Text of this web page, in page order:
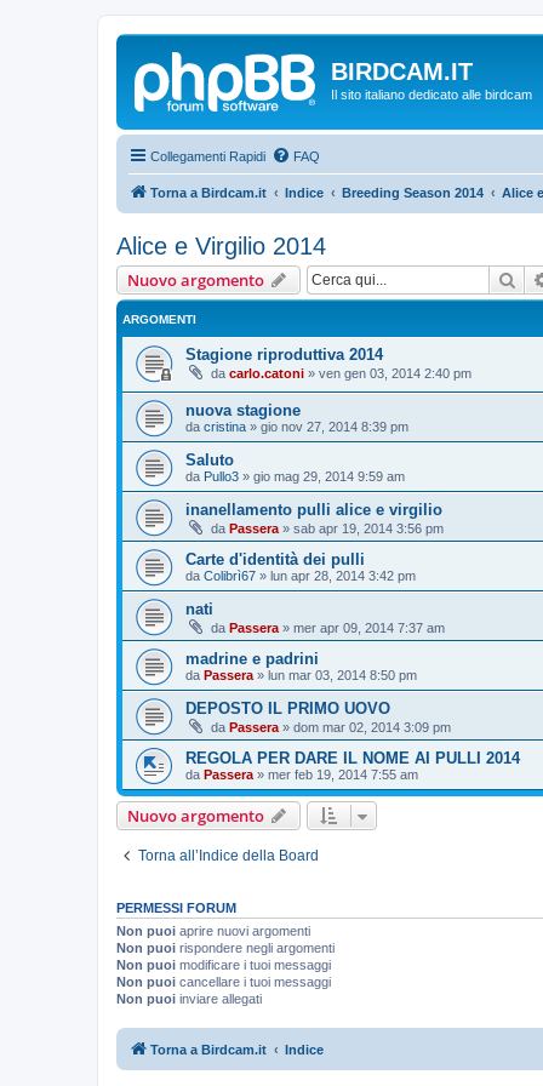
BIRDCAM.IT
Il sito italiano dedicato alle birdcam
Collegamenti Rapidi FAQ
Torna a Birdcam.it Indice Breeding Season 2014 Alice
Alice e Virgilio 2014
Nuovo argomento
ARGOMENTI
Stagione riproduttiva 2014
da carlo.catoni » ven gen 03, 2014 2:40 pm
nuova stagione
da cristina » gio nov 27, 2014 8:39 pm
Saluto
da Pullo3 » gio mag 29, 2014 9:59 am
inanellamento pulli alice e virgilio
da Passera » sab apr 19, 2014 3:56 pm
Carte d'identità dei pulli
da Colibrì67 » lun apr 28, 2014 3:42 pm
nati
da Passera » mer apr 09, 2014 7:37 am
madrine e padrini
da Passera » lun mar 03, 2014 8:50 pm
DEPOSTO IL PRIMO UOVO
da Passera » dom mar 02, 2014 3:09 pm
REGOLA PER DARE IL NOME AI PULLI 2014
da Passera » mer feb 19, 2014 7:55 am
Nuovo argomento
Torna all’Indice della Board
PERMESSI FORUM
Non puoi aprire nuovi argomenti
Non puoi rispondere negli argomenti
Non puoi modificare i tuoi messaggi
Non puoi cancellare i tuoi messaggi
Non puoi inviare allegati
Torna a Birdcam.it Indice